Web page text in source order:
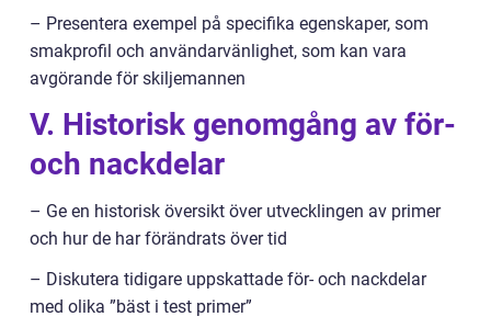
– Presentera exempel på specifika egenskaper, som
smakprofil och användarvänlighet, som kan vara
avgörande för skiljemannen
V. Historisk genomgång av för-
och nackdelar
– Ge en historisk översikt över utvecklingen av primer
och hur de har förändrats över tid
– Diskutera tidigare uppskattade för- och nackdelar
med olika ”bäst i test primer”